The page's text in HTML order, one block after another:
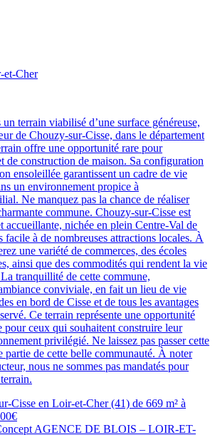
et-Cher
terrain viabilisé d’une surface généreuse,
de Chouzy-sur-Cisse, dans le département
offre une opportunité rare pour
de construction de maison. Sa configuration
ensoleillée garantissent un cadre de vie
un environnement propice à
Ne manquez pas la chance de réaliser
commune. Chouzy-sur-Cisse est
accueillante, nichée en plein Centre-Val de
à de nombreuses attractions locales. À
une variété de commerces, des écoles
ainsi que des commodités qui rendent la vie
tranquillité de cette commune,
conviviale, en fait un lieu de vie
en bord de Cisse et de tous les avantages
Ce terrain représente une opportunité
pour ceux qui souhaitent construire leur
privilégié. Ne laissez pas passer cette
partie de cette belle communauté. À noter
nous ne sommes pas mandatés pour